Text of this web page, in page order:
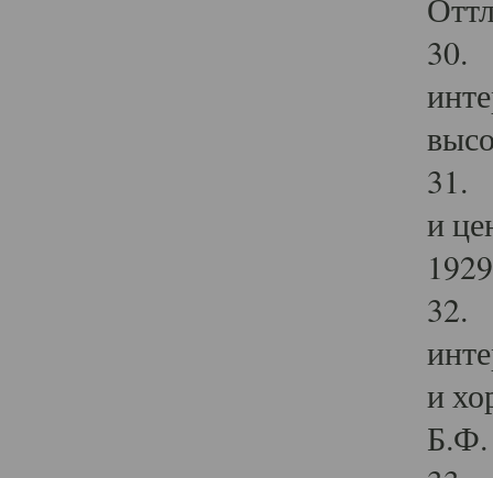
30.
31.
и
32.
и
Б.Ф.